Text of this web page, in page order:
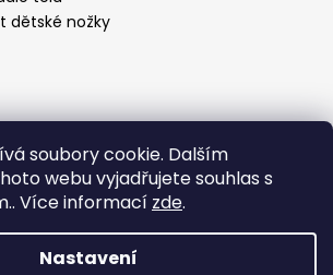
soubory cookie. Dalším
webu vyjadřujete souhlas s
Více informací zde.
Nastavení
dětské nožky